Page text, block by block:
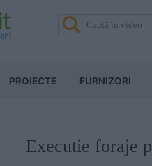
PROIECTE FURNIZORI
Executie foraje